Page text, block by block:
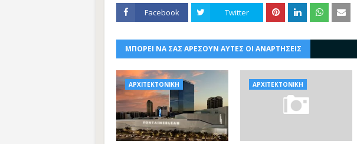
Facebook Twitter
ΜΠΟΡΕΙ ΝΑ ΣΑΣ ΑΡΕΣΟΥΝ ΑΥΤΕΣ ΟΙ ΑΝΑΡΤΗΣΕΙΣ
ΑΡΧΙΤΕΚΤΟΝΙΚΗ ΑΡΧΙΤΕΚΤΟΝΙΚΗ